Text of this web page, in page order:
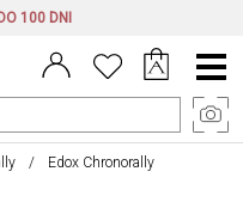
100 DNI
Menu
główne
Edox Chronorally